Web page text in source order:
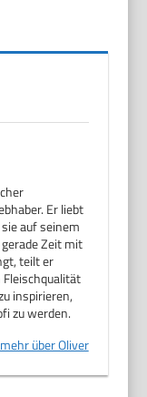
Er liebt
auf seinem
Zeit mit
teilt er
Fleischqualität
inspirieren,
zu werden.
über Oliver